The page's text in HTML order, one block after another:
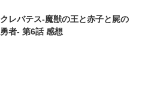
クレバテス-魔獣の王と赤子と屍の
勇者- 第6話 感想